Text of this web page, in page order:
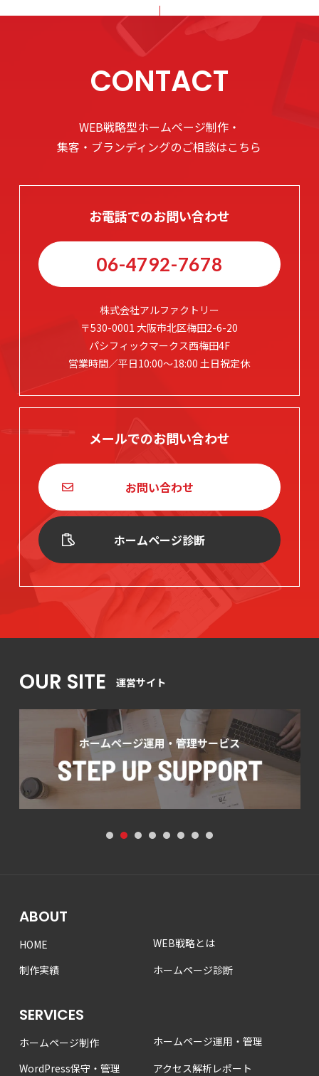
CONTACT
WEB戦略型ホームページ制作・
集客・ブランディングのご相談はこちら
お電話でのお問い合わせ
06-4792-7678
株式会社アルファクトリー
〒530-0001 大阪市北区梅田2-6-20
パシフィックマークス西梅田4F
営業時間／平日10:00～18:00 土日祝定休
メールでのお問い合わせ
お問い合わせ
ホームページ診断
OUR SITE 運営サイト
1 2 3 4 5 6 7 8
ABOUT
HOME
WEB戦略とは
制作実績
ホームページ診断
SERVICES
ホームページ制作
ホームページ運用・管理
WordPress保守・管理
アクセス解析レポート